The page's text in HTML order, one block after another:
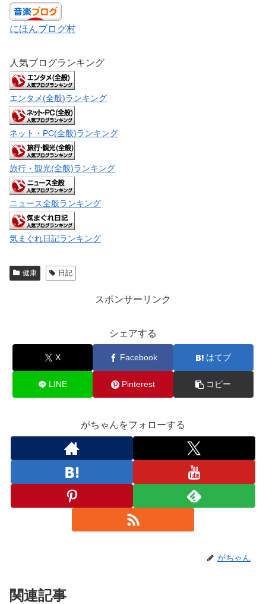
にほんブログ村
人気ブログランキング
エンタメ(全般)ランキング
ネット・PC(全般)ランキング
旅行・観光(全般)ランキング
ニュース全般ランキング
気まぐれ日記ランキング
健康 日記
スポンサーリンク
シェアする
X Facebook はてブ
LINE Pinterest コピー
がちゃんをフォローする
がちゃん
関連記事